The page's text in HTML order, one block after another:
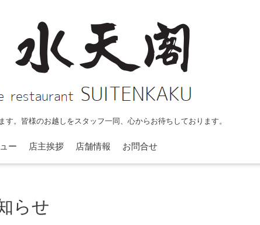
。皆様のお越しをスタッフ一同、心からお待ちしております。
ー 店主挨拶 店舗情報 お問合せ
らせ